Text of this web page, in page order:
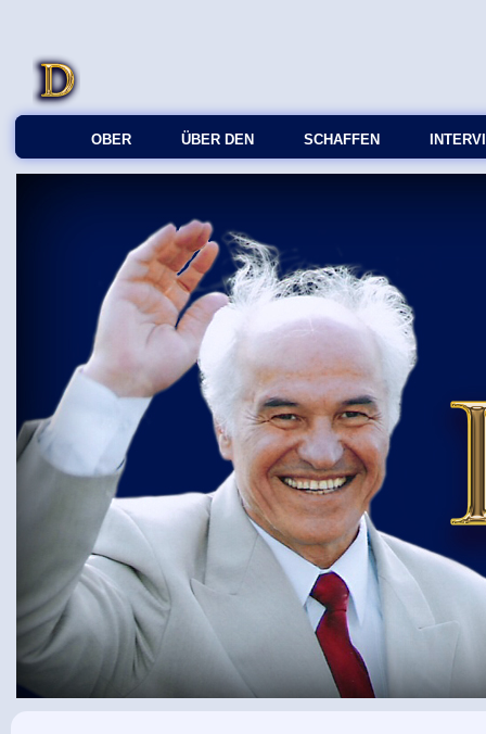
OBER ÜBER DEN SCHAFFEN